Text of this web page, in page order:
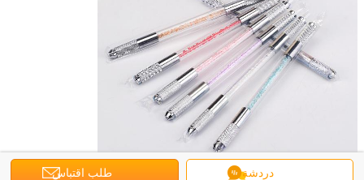
دردشة طلب اقتباس